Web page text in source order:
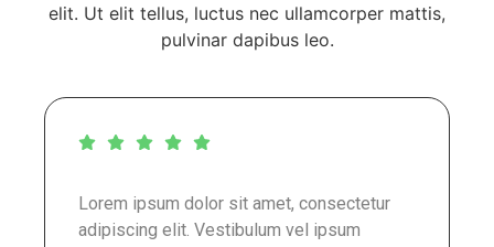
elit. Ut elit tellus, luctus nec ullamcorper mattis,
pulvinar dapibus leo.
Lorem ipsum dolor sit amet, consectetur
adipiscing elit. Vestibulum vel ipsum